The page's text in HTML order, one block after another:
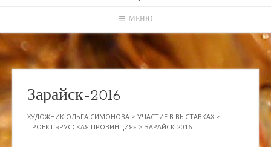
МЕНЮ
Зарайск-2016
ХУДОЖНИК ОЛЬГА СИМОНОВА > УЧАСТИЕ В ВЫСТАВКАХ >
ПРОЕКТ «РУССКАЯ ПРОВИНЦИЯ» > ЗАРАЙСК-2016